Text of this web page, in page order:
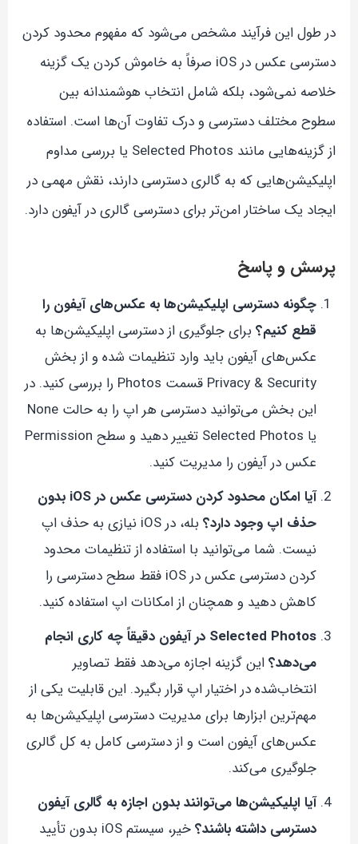
در طول این فرآیند مشخص می‌شود که مفهوم محدود کردن
دسترسی عکس در iOS صرفاً به خاموش کردن یک گزینه
خلاصه نمی‌شود، بلکه شامل انتخاب هوشمندانه بین
سطوح مختلف دسترسی و درک تفاوت آن‌ها است. استفاده
از گزینه‌هایی مانند Selected Photos یا بررسی مداوم
اپلیکیشن‌هایی که به گالری دسترسی دارند، نقش مهمی در
ایجاد یک ساختار امن‌تر برای دسترسی گالری در آیفون دارد.
پرسش و پاسخ
چگونه دسترسی اپلیکیشن‌ها به عکس‌های آیفون را
قطع کنیم؟ برای جلوگیری از دسترسی اپلیکیشن‌ها به
عکس‌های آیفون باید وارد تنظیمات شده و از بخش
Privacy & Security قسمت Photos را بررسی کنید. در
این بخش می‌توانید دسترسی هر اپ را به حالت None
یا Selected Photos تغییر دهید و سطح Permission
عکس در آیفون را مدیریت کنید.
آیا امکان محدود کردن دسترسی عکس در iOS بدون
حذف اپ وجود دارد؟
بله، در iOS نیازی به حذف اپ
نیست. شما می‌توانید با استفاده از تنظیمات محدود
کردن دسترسی عکس در iOS فقط سطح دسترسی را
کاهش دهید و همچنان از امکانات اپ استفاده کنید.
Selected Photos در آیفون دقیقاً چه کاری انجام
می‌دهد؟این گزینه اجازه می‌دهد فقط تصاویر
انتخاب‌شده در اختیار اپ قرار بگیرد. این قابلیت یکی از
مهم‌ترین ابزارها برای مدیریت دسترسی اپلیکیشن‌ها به
عکس‌های آیفون است و از دسترسی کامل به کل گالری
جلوگیری می‌کند.
آیا اپلیکیشن‌ها می‌توانند بدون اجازه به گالری آیفون
دسترسی داشته باشند؟
خیر، سیستم iOS بدون تأیید